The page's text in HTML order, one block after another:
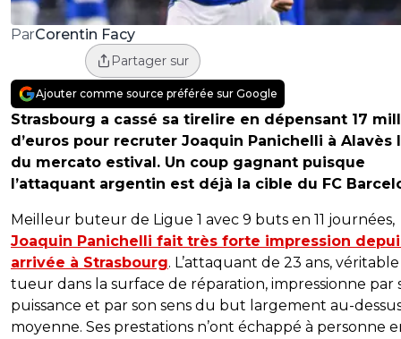
ParCorentin Facy
Partager sur
Ajouter comme source préférée sur Google
Strasbourg a cassé sa tirelire en dépensant 17
d’euros pour recruter Joaquin Panichelli à Alavès
du mercato estival. Un coup gagnant puisque
l’attaquant argentin est déjà la cible du FC
Meilleur buteur de Ligue 1 avec 9 buts en 11 journées,
Joaquin Panichelli fait très forte impression
arrivée à Strasbourg. L’attaquant de 23 ans, véritable
tueur dans la surface de réparation, impressionne par
puissance et par son sens du but largement au-
moyenne. Ses prestations n’ont échappé à personne